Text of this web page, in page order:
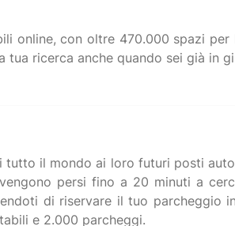
online, con oltre 470.000 spazi
tua ricerca anche quando sei già in
tutto il mondo ai loro futuri posti
persi fino a 20 minuti a
di riservare il tuo parcheggio
e 2.000 parcheggi.